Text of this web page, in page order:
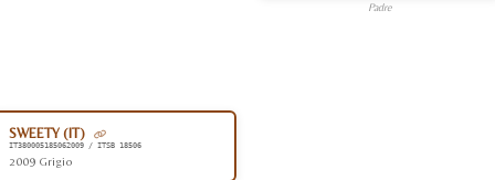
SWEETY (IT)
IT380005185062009 / ITSB 18506
2009 Grigio
Padre